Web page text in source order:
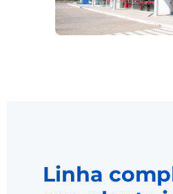
Linha